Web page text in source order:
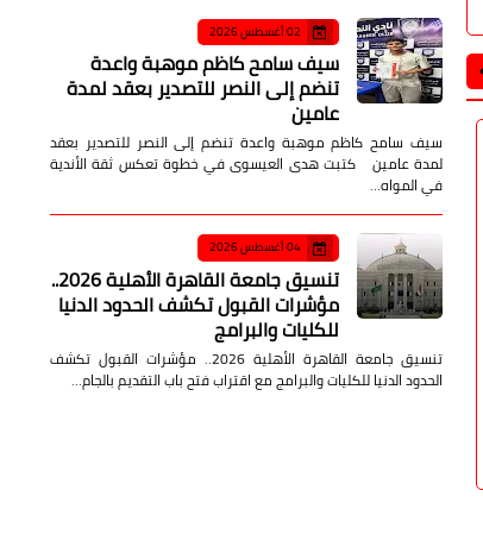
برلمان وسياسة برلمان
02 أغسطس 2026
سيف سامح كاظم موهبة واعدة
تنضم إلى النصر للتصدير بعقد لمدة
عامين
سيف سامح كاظم موهبة واعدة تنضم إلى النصر للتصدير بعقد
لمدة عامين كتبت هدى العيسوى في خطوة تعكس ثقة الأندية
في المواه…
04 أغسطس 2026
تنسيق جامعة القاهرة الأهلية 2026..
مؤشرات القبول تكشف الحدود الدنيا
للكليات والبرامج
تنسيق جامعة القاهرة الأهلية 2026.. مؤشرات القبول تكشف
الحدود الدنيا للكليات والبرامج مع اقتراب فتح باب التقديم بالجام…